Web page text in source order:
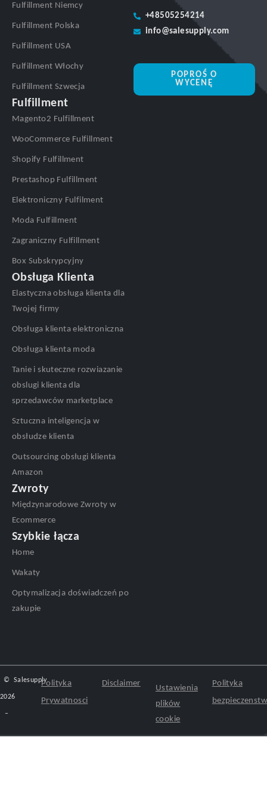
Fulfillment Niemcy
Fulfillment Polska
Fulfillment USA
Fulfillment Włochy
Fulfillment Szwecja
Fulfillment
Magento2 Fulfillment
WooCommerce Fulfillment
Shopify Fulfillment
Prestashop Fulfillment
Elektroniczny Fulfilment
Moda Fulfillment
Zagraniczny Fulfillment
Box Subskrypcyjny
Obsługa Klienta
Elastyczna obsługa klienta dla
Twojej firmy
Obsługa klienta elektroniczna
Obsługa klienta moda
Tanie i skuteczne rozwiazanie
obslugi klienta dla
sprzedawców marketplace
Sztuczna inteligencja w
obsłudze klienta
Outsourcing obsługi klienta
Amazon
Zwroty
Międzynarodowe Zwroty w
Ecommerce
Szybkie łącza
Home
Wakaty
Optymalizacja doświadczeń po
zakupie
+48505254214
info@salesupply.com
POPROŚ O
WYCENĘ
©
2026
–
SalesupplyPolityka
Prywatnosci
Disclaimer
Ustawienia
plików
cookie
Polityka